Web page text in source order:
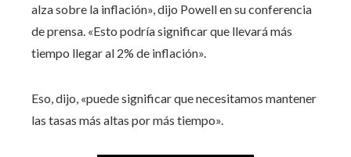
alza sobre la inflación», dijo Powell en su conferencia
de prensa. «Esto podría significar que llevará más
tiempo llegar al 2% de inflación».
Eso, dijo, «puede significar que necesitamos mantener
las tasas más altas por más tiempo».